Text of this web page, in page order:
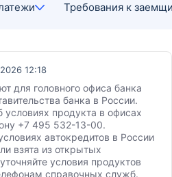
Требования к
12:18
для головного офиса банка
банка в России.
продукта в офисах
+7 495 532-13-00.
автокредитов в России
взята из открытых
условия продуктов
справочных служб.